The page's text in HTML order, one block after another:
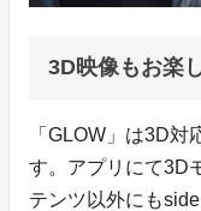
3D映像もお楽
「GLOW」は3D
す。アプリにて3D
テンツ以外にも